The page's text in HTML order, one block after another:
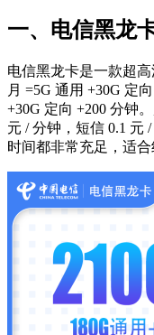
一、电信黑龙
电信黑龙卡是一款超
月 =5G 通用 +30G 定
+30G 定向 +200 分钟
元 / 分钟，短信 0.1 元
时间都非常充足，适合